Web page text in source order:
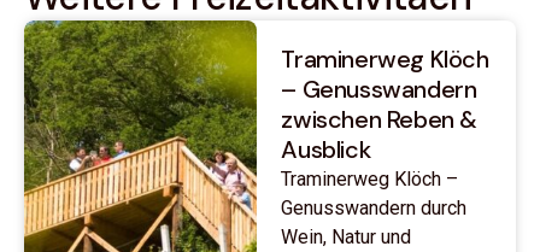
Traminerweg Klöch
– Genusswandern
zwischen Reben &
Ausblick
Traminerweg Klöch –
Genusswandern durch
Wein, Natur und